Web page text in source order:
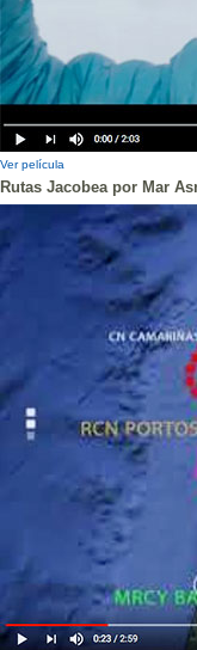
Ver película
Rutas Jacobea por Mar